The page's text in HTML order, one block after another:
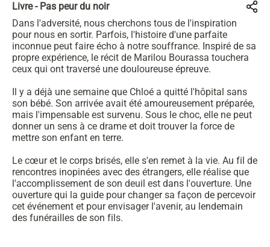
Livre - Pas peur du noir
Dans l'adversité, nous cherchons tous de l'inspiration
pour nous en sortir. Parfois, l'histoire d'une parfaite
inconnue peut faire écho à notre souffrance. Inspiré de sa
propre expérience, le récit de Marilou Bourassa touchera
ceux qui ont traversé une douloureuse épreuve.
Il y a déjà une semaine que Chloé a quitté l'hôpital sans
son bébé. Son arrivée avait été amoureusement préparée,
mais l'impensable est survenu. Sous le choc, elle ne peut
donner un sens à ce drame et doit trouver la force de
mettre son enfant en terre.
Le cœur et le corps brisés, elle s'en remet à la vie. Au fil de
rencontres inopinées avec des étrangers, elle réalise que
l'accomplissement de son deuil est dans l'ouverture. Une
ouverture qui la guide pour changer sa façon de percevoir
cet événement et pour envisager l'avenir, au lendemain
des funérailles de son fils.